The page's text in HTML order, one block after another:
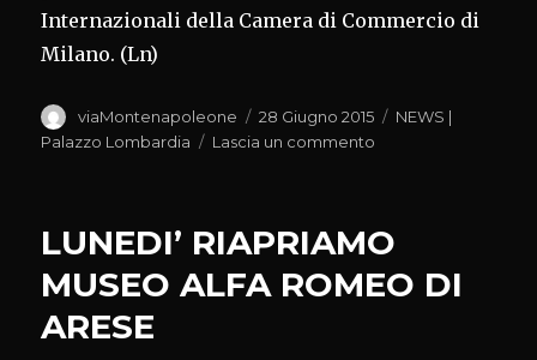
Internazionali della Camera di Commercio di
Milano. (Ln)
Autore
viaMontenapoleone
Pubblicato
il
28 Giugno 2015 Categorie
NEWS |
Palazzo Lombardia
Lascia un commento
ESTERI
COSMETICA
LUNEDI’ RIAPRIAMO
MUSEO ALFA ROMEO DI
ARESE